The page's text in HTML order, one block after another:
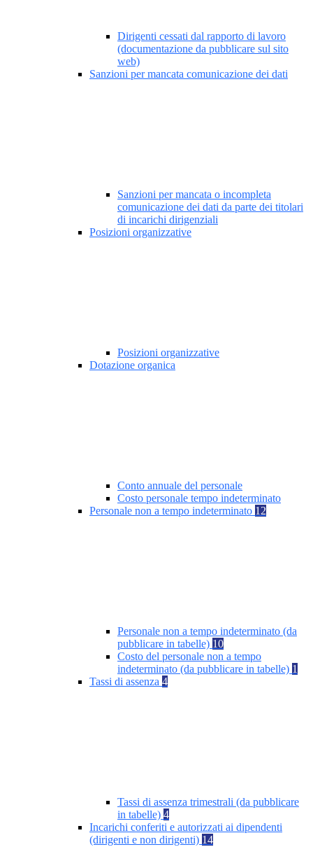
Dirigenti cessati dal rapporto di lavoro
(documentazione da pubblicare sul sito
web)
Sanzioni per mancata comunicazione dei dati
Sanzioni per mancata o incompleta
comunicazione dei dati da parte dei titolari
di incarichi dirigenziali
Posizioni organizzative
Posizioni organizzative
Dotazione organica
Conto annuale del personale
Costo personale tempo indeterminato
Personale non a tempo indeterminato 12
Personale non a tempo indeterminato (da
pubblicare in tabelle) 10
Costo del personale non a tempo
indeterminato (da pubblicare in tabelle) 1
Tassi di assenza 4
Tassi di assenza trimestrali (da pubblicare
in tabelle) 4
Incarichi conferiti e autorizzati ai dipendenti
(dirigenti e non dirigenti) 14